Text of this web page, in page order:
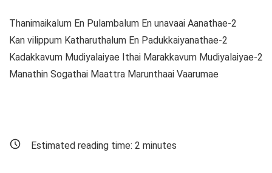
Thanimaikalum En Pulambalum En unavaai Aanathae-2
Kan vilippum Katharuthalum En Padukkaiyanathae-2
Kadakkavum Mudiyalaiyae Ithai Marakkavum Mudiyalaiyae-2
Manathin Sogathai Maattra Marunthaai Vaarumae
Estimated reading time: 2 minutes